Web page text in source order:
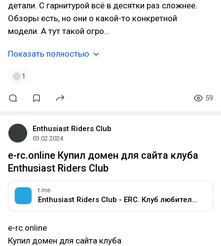
детали. С гарнитурой всё в десятки раз сложнее.
Обзоры есть, но они о какой-то конкретной
модели. А тут такой огро…
Показать полностью
1
59
Enthusiast Riders Club
03.02.2024
e-rc.online Купил домен для сайта клуба
Enthusiast Riders Club
t.me
Enthusiast Riders Club - ERC. Клуб любителей мотоциклов разных марок.
e-rc.online
Купил домен для сайта клуба